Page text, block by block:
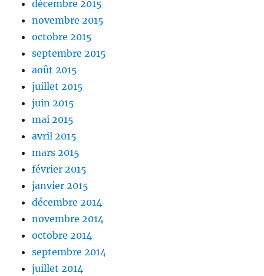
décembre 2015
novembre 2015
octobre 2015
septembre 2015
août 2015
juillet 2015
juin 2015
mai 2015
avril 2015
mars 2015
février 2015
janvier 2015
décembre 2014
novembre 2014
octobre 2014
septembre 2014
juillet 2014